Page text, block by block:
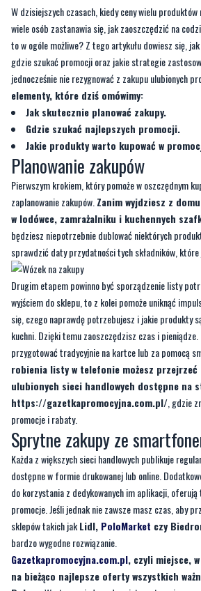
W dzisiejszych czasach, kiedy ceny wielu
wiele osób zastanawia się, jak zaoszczędzić na
to w ogóle możliwe? Z tego artykułu dowiesz się,
gdzie szukać promocji oraz jakie strategie
jednocześnie nie rezygnować z zakupu ulubionych
elementy, które dziś omówimy:
Jak skutecznie planować zakupy.
Gdzie szukać najlepszych promocji.
Jakie produkty warto kupować w
Planowanie zakupów
Pierwszym krokiem, który pomoże w oszczędnym
zaplanowanie zakupów.Zanim wyjdziesz z
w lodówce, zamrażalniku i kuchennych
będziesz niepotrzebnie dublować niektórych
sprawdzić daty przydatności tych składników,
Drugim etapem powinno być sporządzenie listy
wyjściem do sklepu, to z kolei pomoże uniknąć
się, czego naprawdę potrzebujesz i jakie produkty
kuchni. Dzięki temu zaoszczędzisz czas i
przygotować tradycyjnie na kartce lub za pomocą
robienia listy w telefonie możesz
ulubionych sieci handlowych dostępne na
https://gazetkapromocyjna.com.pl/, gdzie
promocje i rabaty.
Sprytne zakupy ze
Każda z większych sieci handlowych publikuje
dostępne w formie drukowanej lub online.
do korzystania z dedykowanych im aplikacji,
promocje. Jeśli jednak nie zawsze masz czas, aby
sklepów takich jakLidl, PoloMarket czy
bardzo wygodne rozwiązanie.
Gazetkapromocyjna.com.pl, czyli miejsce,
na bieżąco najlepsze oferty wszystkich